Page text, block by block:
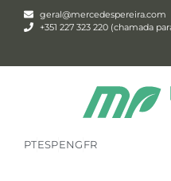
geral@mercedespereira.com
+351 227 323 220 (chamada
PTESPENGFR